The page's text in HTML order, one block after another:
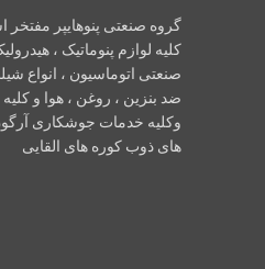
گروه صنعتی پنوهایپر مفتخر
کلیه لوازم پنوماتیک ،
صنعتی اتوماسیون ، انواع
ضد بنزین ، روغن ، هوا و
وکلیه خدمات جوشکاری
های ذوب کوره های القایی